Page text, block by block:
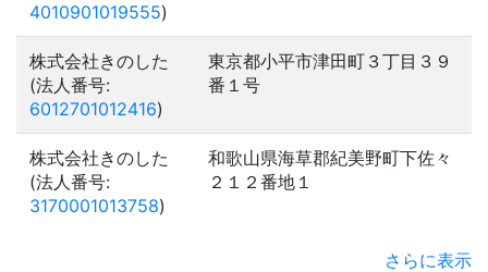
4010901019555)
株式会社きのした
(法人番号:
6012701012416)
東京都小平市津田町３丁目３９
番１号
株式会社きのした
(法人番号:
3170001013758)
和歌山県海草郡紀美野町下佐々
２１２番地１
さらに表示